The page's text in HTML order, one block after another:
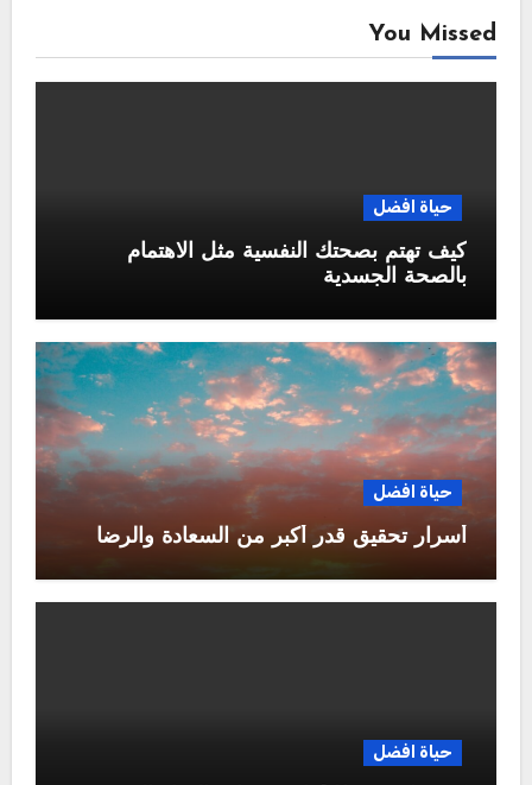
You Missed
حياة افضل
كيف تهتم بصحتك النفسية مثل الاهتمام
بالصحة الجسدية
حياة افضل
أسرار تحقيق قدر أكبر من السعادة والرضا
حياة افضل